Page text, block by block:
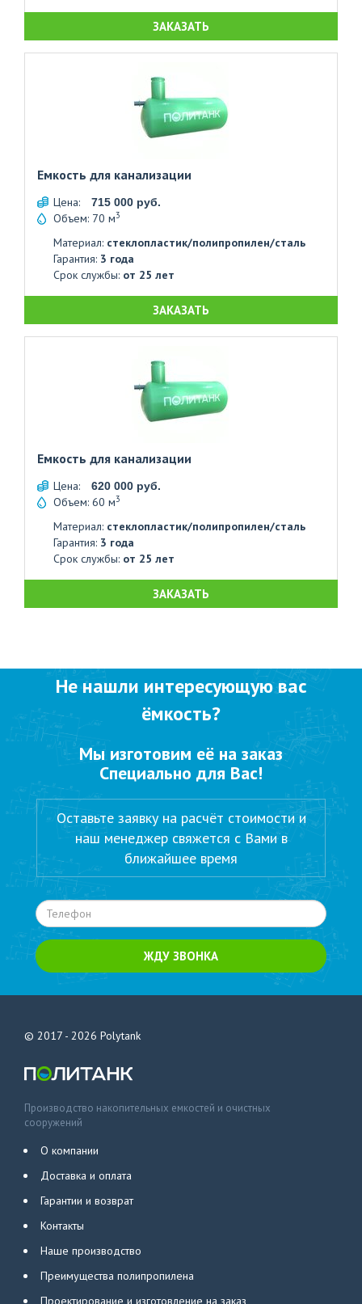
ЗАКАЗАТЬ
Емкость для канализации
Цена: 715 000 руб.
Объем: 70 м3
Материал: стеклопластик/полипропилен/сталь
Гарантия: 3 года
Срок службы: от 25 лет
ЗАКАЗАТЬ
Емкость для канализации
Цена: 620 000 руб.
Объем: 60 м3
Материал: стеклопластик/полипропилен/сталь
Гарантия: 3 года
Срок службы: от 25 лет
ЗАКАЗАТЬ
Не нашли интересующую вас
ёмкость?
Мы изготовим её на заказ
Специально для Вас!
Оставьте заявку на расчёт стоимости и
наш менеджер свяжется с Вами в
ближайшее время
ЖДУ ЗВОНКА
© 2017 - 2026 Polytank
Производство накопительных емкостей и очистных
сооружений
О компании
Доставка и оплата
Гарантии и возврат
Контакты
Наше производство
Преимущества полипропилена
Проектирование и изготовление на заказ